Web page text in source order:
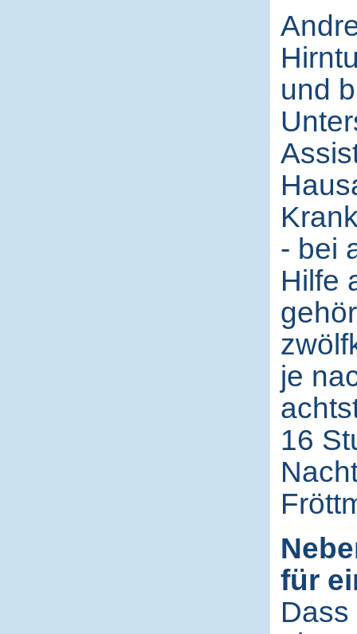
und
- bei
Hilfe
je
16
für